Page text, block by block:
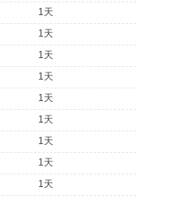
1天
1天
1天
1天
1天
1天
1天
1天
1天